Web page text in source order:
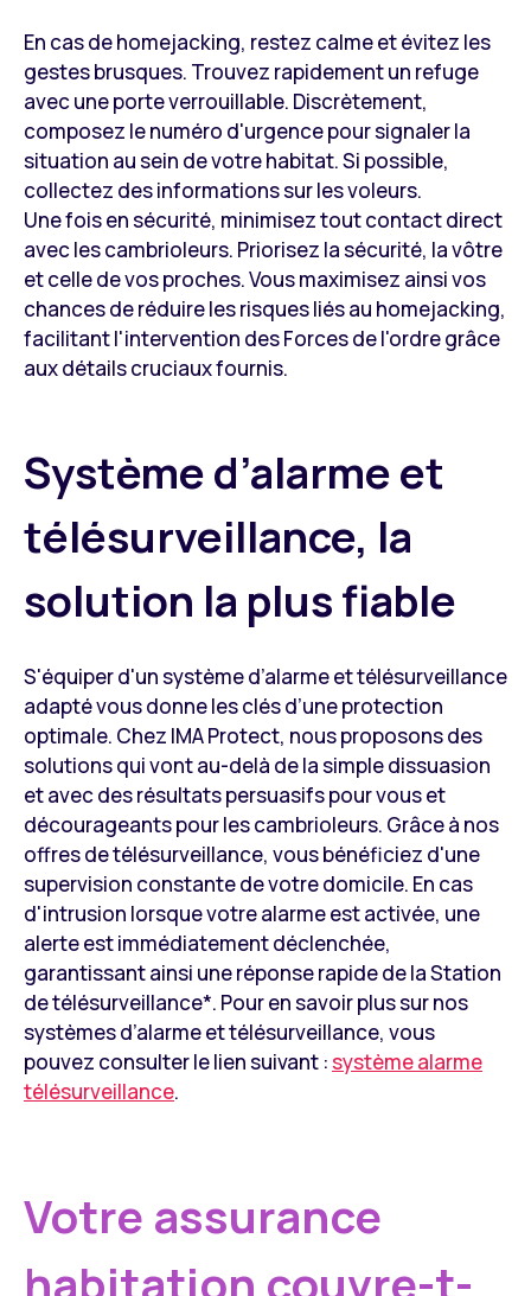
En cas de homejacking, restez calme et évitez les
gestes brusques. Trouvez rapidement un refuge
avec une porte verrouillable. Discrètement,
composez le numéro d'urgence pour signaler la
situation au sein de votre habitat. Si possible,
collectez des informations sur les voleurs.
Une fois en sécurité, minimisez tout contact direct
avec les cambrioleurs. Priorisez la sécurité, la vôtre
et celle de vos proches. Vous maximisez ainsi vos
chances de réduire les risques liés au homejacking,
facilitant l'intervention des Forces de l'ordre grâce
aux détails cruciaux fournis.
Système d’alarme et
télésurveillance, la
solution la plus fiable
S'équiper d'un système d’alarme et télésurveillance
adapté vous donne les clés d’une protection
optimale. Chez IMA Protect, nous proposons des
solutions qui vont au-delà de la simple dissuasion
et avec des résultats persuasifs pour vous et
décourageants pour les cambrioleurs. Grâce à nos
offres de télésurveillance, vous bénéficiez d'une
supervision constante de votre domicile. En cas
d'intrusion lorsque votre alarme est activée, une
alerte est immédiatement déclenchée,
garantissant ainsi une réponse rapide de la Station
de télésurveillance*. Pour en savoir plus sur nos
systèmes d’alarme et télésurveillance, vous
pouvez consulter le lien suivant :système alarme
télésurveillance.
Votre assurance
habitation couvre-t-